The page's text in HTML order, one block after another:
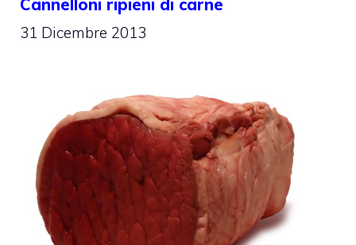
Cannelloni ripieni di carne
31 Dicembre 2013